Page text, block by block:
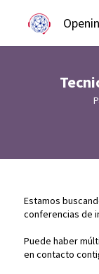
Estamos
conferencias de
Puede haber
en contacto